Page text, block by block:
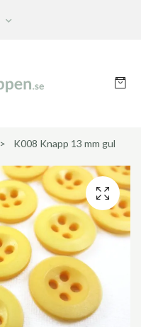
K008 Knapp 13 mm gul